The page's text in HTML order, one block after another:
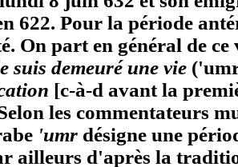
622. Pour la période
On part en général de ce
suis demeuré une vie
[c-à-d avant la
les commentateurs
'umr désigne une
ailleurs d'après la